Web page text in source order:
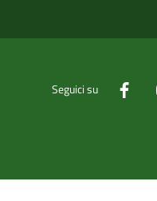
Seguici su